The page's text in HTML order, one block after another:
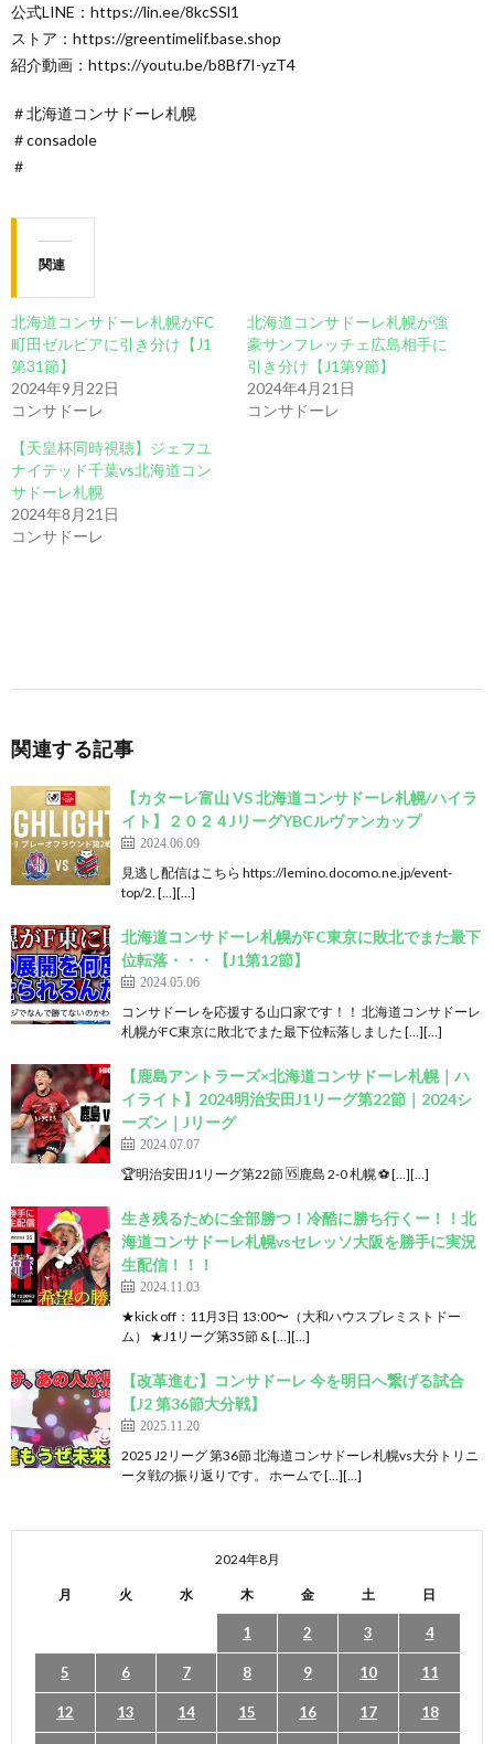
公式LINE：https://lin.ee/8kcSSl1
ストア：https://greentimelif.base.shop
紹介動画：https://youtu.be/b8Bf7I-yzT4
＃北海道コンサドーレ札幌
＃consadole
＃
関連
北海道コンサドーレ札幌がFC
町田ゼルビアに引き分け【J1
第31節】
2024年9月22日
コンサドーレ
北海道コンサドーレ札幌が強
豪サンフレッチェ広島相手に
引き分け【J1第9節】
2024年4月21日
コンサドーレ
【天皇杯同時視聴】ジェフユ
ナイテッド千葉vs北海道コン
サドーレ札幌
2024年8月21日
コンサドーレ
関連する記事
【カターレ富山 VS 北海道コンサドーレ札幌/ハイラ
イト】２０２４JリーグYBCルヴァンカップ
2024.06.09
見逃し配信はこちら https://lemino.docomo.ne.jp/event-
top/2. […][…]
北海道コンサドーレ札幌がFC東京に敗北でまた最下
位転落・・・【J1第12節】
2024.05.06
コンサドーレを応援する山口家です！！ 北海道コンサドーレ
札幌がFC東京に敗北でまた最下位転落しました […][…]
【鹿島アントラーズ×北海道コンサドーレ札幌｜ハ
イライト】2024明治安田J1リーグ第22節｜2024シ
ーズン｜Jリーグ
2024.07.07
🏆明治安田J1リーグ第22節 🆚鹿島 2-0 札幌 ⚽ […][…]
生き残るために全部勝つ！冷酷に勝ち行くー！！北
海道コンサドーレ札幌vsセレッソ大阪を勝手に実況
生配信！！！
2024.11.03
★kick off：11月3日 13:00〜（大和ハウスプレミストドー
ム） ★J1リーグ第35節 & […][…]
【改革進む】コンサドーレ 今を明日へ繋げる試合
【J2 第36節大分戦】
2025.11.20
2025 J2リーグ 第36節 北海道コンサドーレ札幌vs大分トリニ
ータ戦の振り返りです。 ホームで […][…]
2024年8月
月 火 水 木 金 土 日
1 2 3 4
5 6 7 8 9 10 11
12 13 14 15 16 17 18